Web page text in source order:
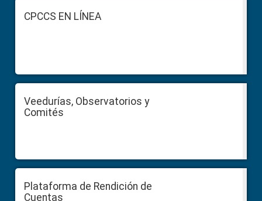
Sidebar
FooterCPCCS EN LÍNEA
Veedurías, Observatorios y
Comités
Plataforma de Rendición de
Cuentas